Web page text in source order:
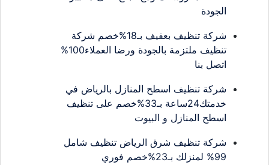
الجودة
شركة تنظيف بعفيف بـ18%خصم شركة
تنظيف ملتزمة بالجودة ورضا العملاء100%
اتصل بنا
شركة تنظيف اسطح المنازل بالرياض في
خدمتك24ساعة بـ33%خصم على تنظيف
اسطح المنازل و البيوت
شركة تنظيف شرق الرياض تنظيف شامل
99% لمنزلك بـ23%خصم فوري